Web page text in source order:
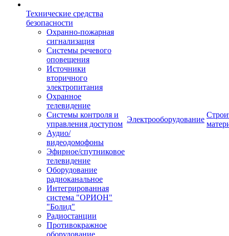
Технические средства
безопасности
Охранно-пожарная
сигнализация
Системы речевого
оповещения
Источники
вторичного
электропитания
Охранное
телевидение
Системы контроля и
управления доступом
Аудио/
видеодомофоны
Эфирное/спутниковое
телевидение
Оборудование
радиоканальное
Интегрированная
система "ОРИОН"
"Болид"
Радиостанции
Противокражное
оборудование
Электрооборудование